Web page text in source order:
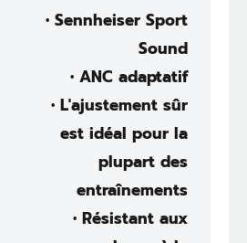
• Sennheiser Sport
Sound
• ANC adaptatif
• L'ajustement sûr
est idéal pour la
plupart des
entraînements
• Résistant aux